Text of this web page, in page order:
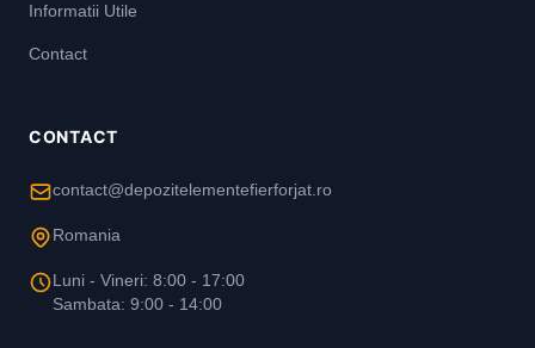
Informatii Utile
Contact
CONTACT
contact@depozitelementefierforjat.ro
Romania
Luni - Vineri: 8:00 - 17:00
Sambata: 9:00 - 14:00